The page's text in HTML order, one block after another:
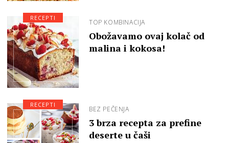
TOP KOMBINACIJA
Obožavamo ovaj kolač od
malina i kokosa!
RECEPTI
BEZ PEČENJA
3 brza recepta za prefine
deserte u čaši
RECEPTI